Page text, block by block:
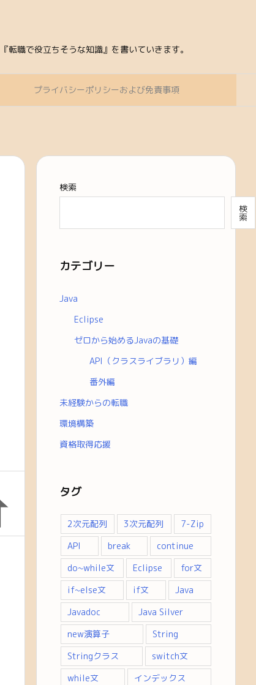
職で役立ちそうな知識』を書いていきます。
プライバシーポリシーおよび免責事項
検索
検
索
カテゴリー
Java
Eclipse
ゼロから始めるJavaの基礎
API（クラスライブラリ）編
番外編
未経験からの転職
環境構築
資格取得応援
タグ
2次元配列 3次元配列
7-Zip
API
break
continue
do~while文
Eclipse
for文
if~else文
if文
Java
Javadoc
Java Silver
new演算子
String
Stringクラス
switch文
while文
インデックス